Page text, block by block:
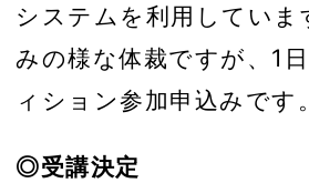
システムを利用していま
みの様な体裁ですが、1
ィション参加申込みです。
◎受講決定